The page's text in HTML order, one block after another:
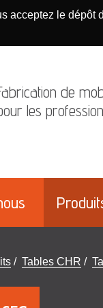
acceptez le
de
les
/ Tables CHR /